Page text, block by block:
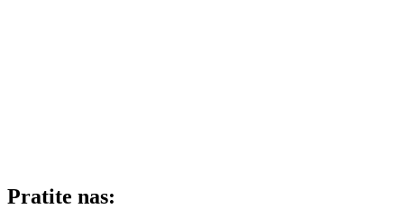
Pratite nas: